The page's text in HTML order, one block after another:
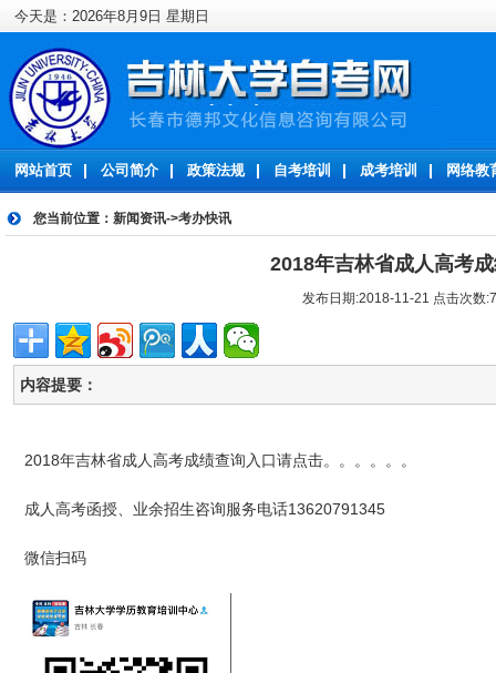
今天是：2026年8月9日 星期日
网站首页 公司简介 政策法规 自考培训 成考培训 网络教
您当前位置： 新闻资讯->考办快讯
2018年吉林省成人高考
发布日期:2018-11-21 点击次数
内容提要：
2018年吉林省成人高考成绩查询入口请点击。。。。。。
成人高考函授、业余招生咨询服务电话13620791345
微信扫码